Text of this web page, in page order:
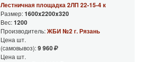
Лестничная площадка 2ЛП 22-15-4 к
Размер:1600x2200x320
Вес:1200
Производитель:ЖБИ №2 г. Рязань
Цена шт.
(самовывоз):9 960
Цена шт.